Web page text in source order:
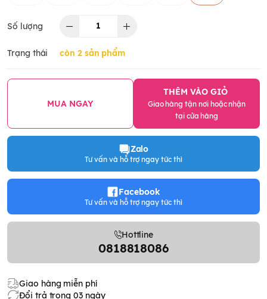
Số lượng
Trạng thái còn 2 sản phẩm
MUA NGAY
THÊM VÀO GIỎ
Giao hàng tận nơi hoặc nhận
tại cửa hàng
Zalo
Tư vấn và hỗ trợ ngay tức thì
Facebook
Tư vấn và hỗ trợ ngay tức thì
Hottline
0818818086
Giao hàng miễn phí
Đổi trả trong 03 ngày